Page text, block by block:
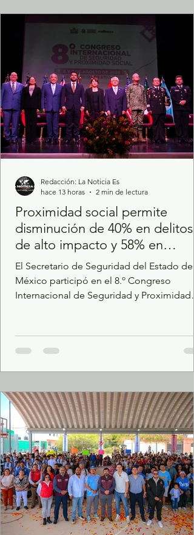
Nezahualcóyotl, evento al que asistieron el
diputado Francisco Vázquez, presidente
la Junta de Coordi
Proximidad social permite
disminución de 40% en delitos
de alto impacto y 58% en
homicidios dolosos
El Secretario de Seguridad del Estado de
México participó en el 8.º Congreso
Internacional de Seguridad y Proximidad
proximidad social es fundamental para
fortalecer el vínculo con la población y
del esfuerzo interinstitucional, al cierre de
junio de este año, el Estado de México
registró una disminución de 58 por cient
Redacción: La Noticia Es
hace 13 horas
2 min de lectura